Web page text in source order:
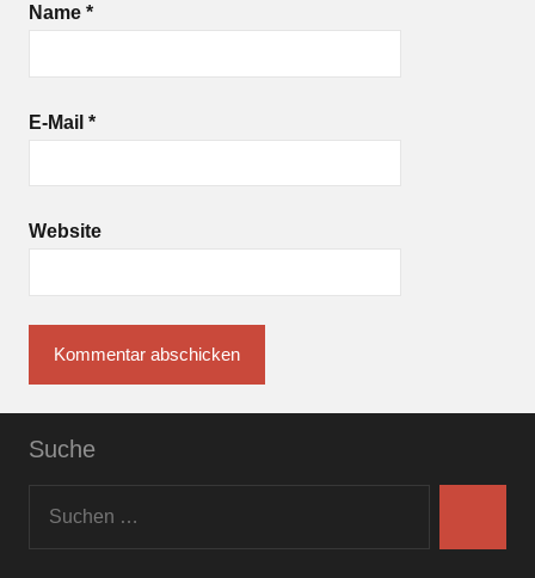
Name *
E-Mail *
Website
Suche
nach: